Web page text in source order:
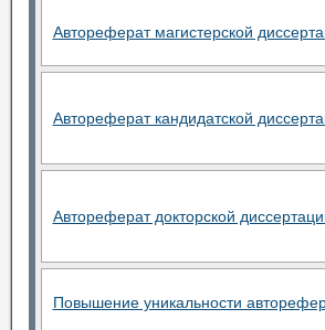
Автореферат магистерской
Автореферат кандидатской
Автореферат докторской
Повышение уникальности